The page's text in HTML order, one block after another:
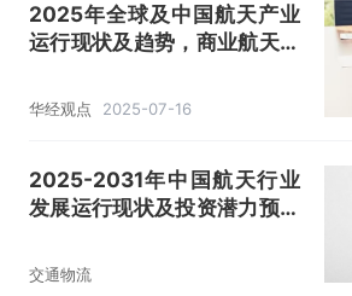
2025年全球及中国航天产业
运行现状及趋势，商业航天快
华经观点 2025-07-16
2025-2031年中国航天行业
发展运行现状及投资潜力预测
交通物流